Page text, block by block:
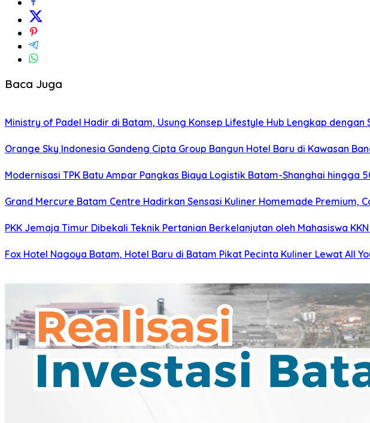
Baca Juga
Ministry of Padel Hadir di Batam, Usung Konsep Lifestyle Hub Lengkap dengan
Orange Sky Indonesia Gandeng Cipta Group Bangun Hotel Baru di Kawasan
Modernisasi TPK Batu Ampar Pangkas Biaya Logistik Batam-Shanghai hingga
Grand Mercure Batam Centre Hadirkan Sensasi Kuliner Homemade Premium,
PKK Jemaja Timur Dibekali Teknik Pertanian Berkelanjutan oleh Mahasiswa KKN
Fox Hotel Nagoya Batam, Hotel Baru di Batam Pikat Pecinta Kuliner Lewat All